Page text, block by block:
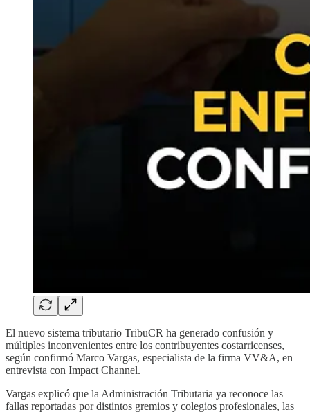
El nuevo sistema tributario TribuCR ha generado confusión y
múltiples inconvenientes entre los contribuyentes costarricenses,
según confirmó Marco Vargas, especialista de la firma VV&A, en
entrevista con Impact Channel.
Vargas explicó que la Administración Tributaria ya reconoce las
fallas reportadas por distintos gremios y colegios profesionales, las